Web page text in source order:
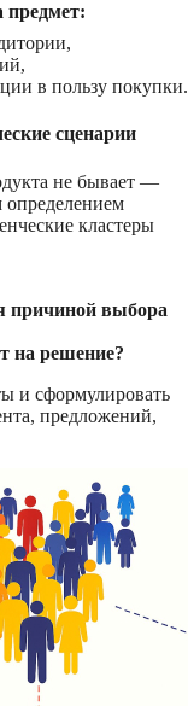
в пользу покупки.
сценарии
не бывает —
кластеры
причиной выбора
на решение?
и сформулировать
предложений,